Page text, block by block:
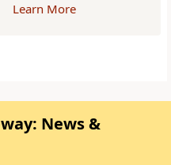
Learn More
News &